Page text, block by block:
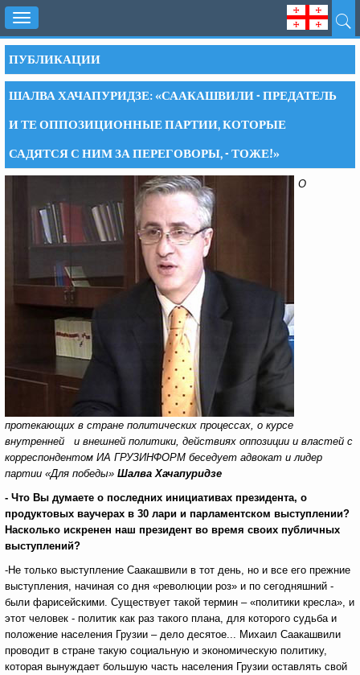
Toggle
navigation
ПУБЛИКАЦИИ
ШАЛВА ХАЧАПУРИДЗЕ: «СААКАШВИЛИ - ПРЕДАТЕЛЬ
И ТЕ ОППОЗИЦИОННЫЕ ПАРТИИ, КОТОРЫЕ
САДЯТСЯ С НИМ ЗА ПЕРЕГОВОРЫ, - ТОЖЕ!»
О
протекающих в стране политических процессах, о курсе
внутренней и внешней политики, действиях оппозиции и властей с
корреспондентом ИА ГРУЗИНФОРМ беседует адвокат и лидер
партии «Для победы» Шалва Хачапуридзе
- Что Вы думаете о последних инициативах президента, о
продуктовых ваучерах в 30 лари и парламентском выступлении?
Насколько искренен наш президент во время своих публичных
выступлений?
-Не только выступление Саакашвили в тот день, но и все его прежние
выступления, начиная со дня «революции роз» и по сегодняшний -
были фарисейскими. Существует такой термин – «политики кресла», и
этот человек - политик как раз такого плана, для которого судьба и
положение населения Грузии – дело десятое... Михаил Саакашвили
проводит в стране такую социальную и экономическую политику,
которая вынуждает большую часть населения Грузии оставлять свой